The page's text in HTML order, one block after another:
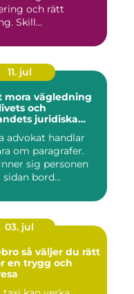
och rätt
Skill...
11. jul
och
juridiska
advokat handlar
om paragrafer.
sig personen
sidan bord...
03. jul
du rätt
en trygg och